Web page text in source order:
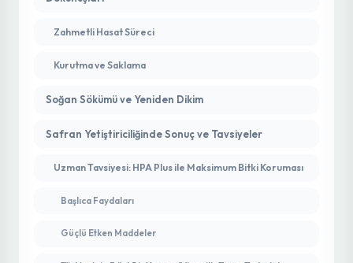
Dokunuşları
Zahmetli Hasat Süreci
Kurutma ve Saklama
Soğan Sökümü ve Yeniden Dikim
Safran Yetiştiriciliğinde Sonuç ve Tavsiyeler